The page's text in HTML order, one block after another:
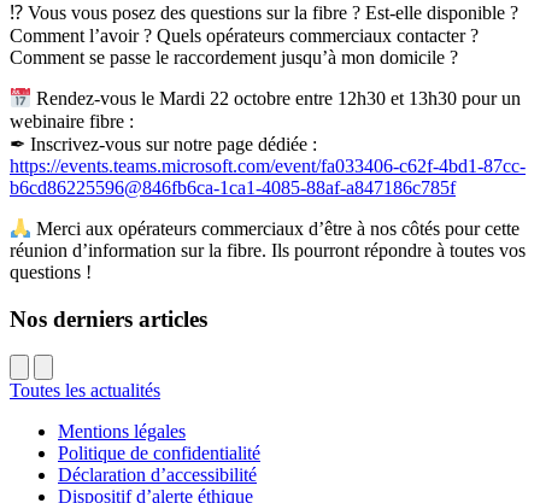
⁉ Vous vous posez des questions sur la fibre ? Est-elle disponible ?
Comment l’avoir ? Quels opérateurs commerciaux contacter ?
Comment se passe le raccordement jusqu’à mon domicile ?
Rendez-vous le Mardi 22 octobre entre 12h30 et 13h30 pour un
webinaire fibre :
✒ Inscrivez-vous sur notre page dédiée :
https://events.teams.microsoft.com/event/fa033406-c62f-4bd1-87cc-
b6cd86225596@846fb6ca-1ca1-4085-88af-a847186c785f
Merci aux opérateurs commerciaux d’être à nos côtés pour cette
réunion d’information sur la fibre. Ils pourront répondre à toutes vos
questions !
Nos derniers articles
Toutes les actualités
Mentions légales
Politique de confidentialité
Déclaration d’accessibilité
Dispositif d’alerte éthique